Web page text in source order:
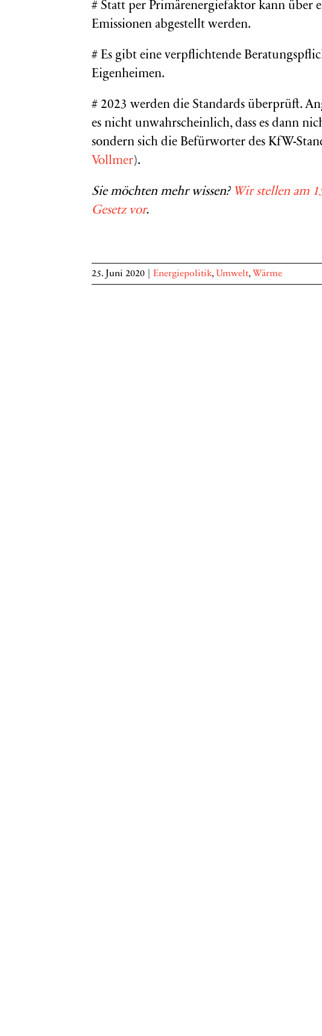
# Statt per Primärenergiefaktor kann über
Emissionen abgestellt werden.
# Es gibt eine verpflichtende
Eigenheimen.
# 2023 werden die Standards überprüft.
es nicht unwahrscheinlich, dass es dann
sondern sich die Befürworter des KfW-
Vollmer).
Sie möchten mehr wissen? Wir stellen am
Gesetz vor.
25. Juni 2020 Energiepolitik, Umwelt, Wärme